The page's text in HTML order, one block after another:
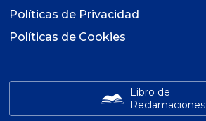
Políticas de Privacidad
Políticas de Cookies
Libro de
Reclamaciones